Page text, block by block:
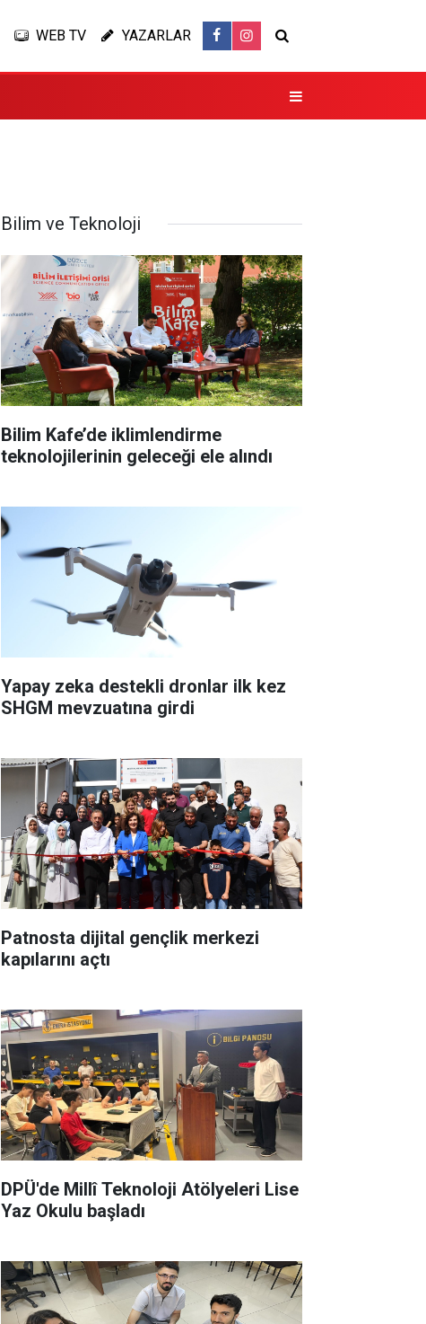
WEB TV YAZARLAR
Bilim ve Teknoloji
Bilim Kafe’de iklimlendirme
teknolojilerinin geleceği ele alındı
Yapay zeka destekli dronlar ilk kez
SHGM mevzuatına girdi
Patnosta dijital gençlik merkezi
kapılarını açtı
DPÜ'de Millî Teknoloji Atölyeleri Lise
Yaz Okulu başladı